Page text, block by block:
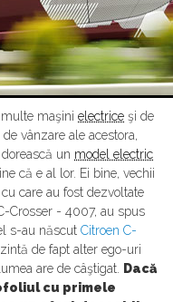
maşini electrice şi de
vânzare ale acestora,
un model electric
că e al lor. Ei bine, vechii
care au fost dezvoltate
Crosser - 4007, au spus
s-au născut Citroen C-
de fapt alter ego-uri
are de câştigat.
Dacă
cu primele